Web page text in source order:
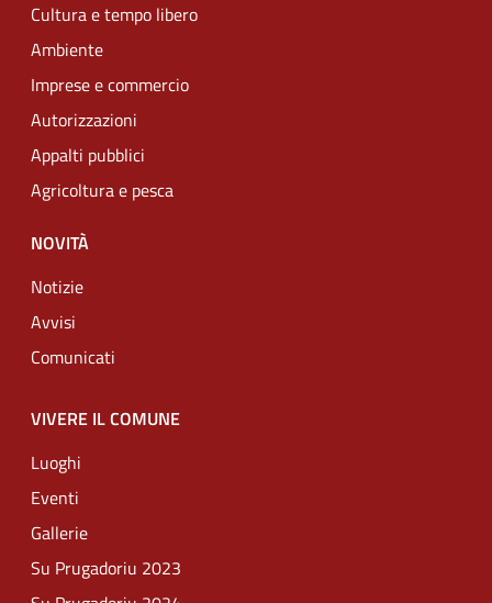
Cultura e tempo libero
Ambiente
Imprese e commercio
Autorizzazioni
Appalti pubblici
Agricoltura e pesca
NOVITÀ
Notizie
Avvisi
Comunicati
VIVERE IL COMUNE
Luoghi
Eventi
Gallerie
Su Prugadoriu 2023